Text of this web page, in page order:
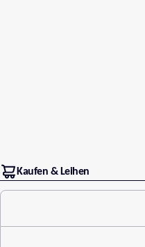
Kaufen & Leihen